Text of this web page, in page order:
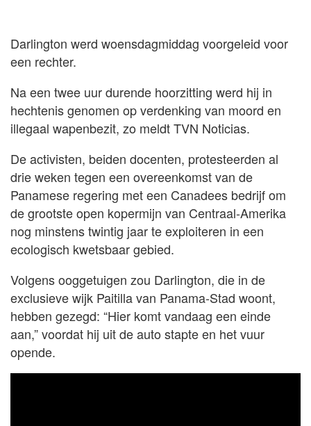
Darlington werd woensdagmiddag voorgeleid voor
een rechter.
Na een twee uur durende hoorzitting werd hij in
hechtenis genomen op verdenking van moord en
illegaal wapenbezit, zo meldt TVN Noticias.
De activisten, beiden docenten, protesteerden al
drie weken tegen een overeenkomst van de
Panamese regering met een Canadees bedrijf om
de grootste open kopermijn van Centraal-Amerika
nog minstens twintig jaar te exploiteren in een
ecologisch kwetsbaar gebied.
Volgens ooggetuigen zou Darlington, die in de
exclusieve wijk Paitilla van Panama-Stad woont,
hebben gezegd: “Hier komt vandaag een einde
aan,” voordat hij uit de auto stapte en het vuur
opende.